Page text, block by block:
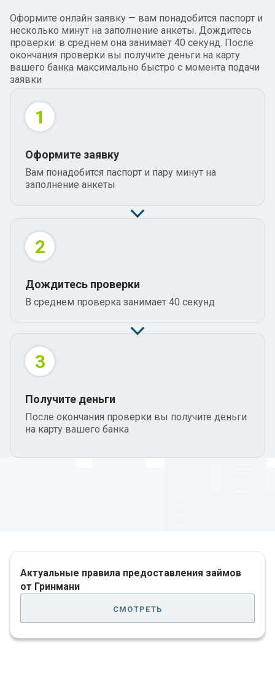
Оформите онлайн заявку — вам понадобится паспорт и
несколько минут на заполнение анкеты. Дождитесь
проверки: в среднем она занимает 40 секунд. После
окончания проверки вы получите деньги на карту
вашего банка максимально быстро с момента подачи
заявки
1
Оформите заявку
Вам понадобится паспорт и пару минут на
заполнение анкеты
2
Дождитесь проверки
В среднем проверка занимает 40 секунд
3
Получите деньги
После окончания проверки вы получите деньги
на карту вашего банка
Актуальные правила предоставления займов
от Гринмани
смотреть